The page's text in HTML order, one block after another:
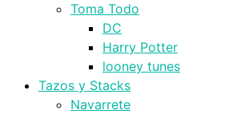
Toma Todo
DC
Harry Potter
looney tunes
Tazos y Stacks
Navarrete